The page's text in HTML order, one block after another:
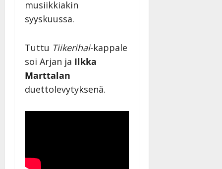
musiikkiakin
syyskuussa.
Tuttu Tiikerihai-kappale
soi Arjan ja Ilkka
Marttalan
duettolevytyksenä.